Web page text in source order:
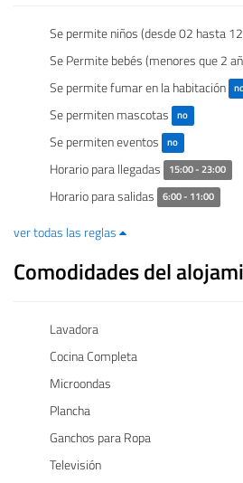
Se permite niños (desde 02 hasta
Se Permite bebés (menores que 2
Se permite fumar en la habitación
Se permiten mascotas no
Se permiten eventos no
Horario para llegadas 15:00 - 23:00
Horario para salidas 6:00 - 11:00
ver todas las reglas
Comodidades del
Lavadora
Cocina Completa
Microondas
Plancha
Ganchos para Ropa
Televisión